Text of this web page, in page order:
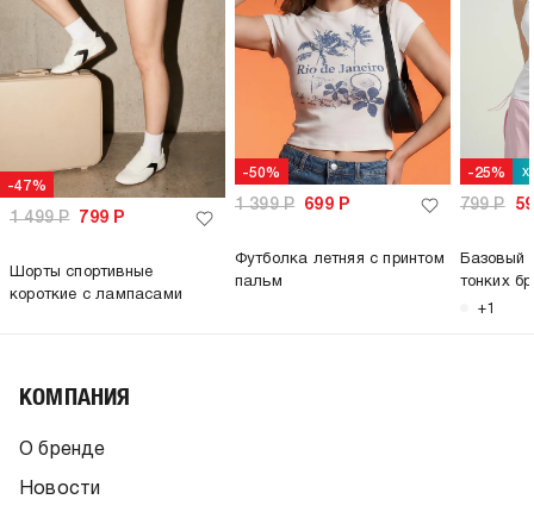
-47%
1 499Р 799 Р
Шорты спортивные
короткие с лампасами
-50%
1 399Р 699Р
Футболка летняя с принтом
пальм
-25%
799Р
Базовый
тонких
+1
КОМПАНИЯ
О бренде
Новости